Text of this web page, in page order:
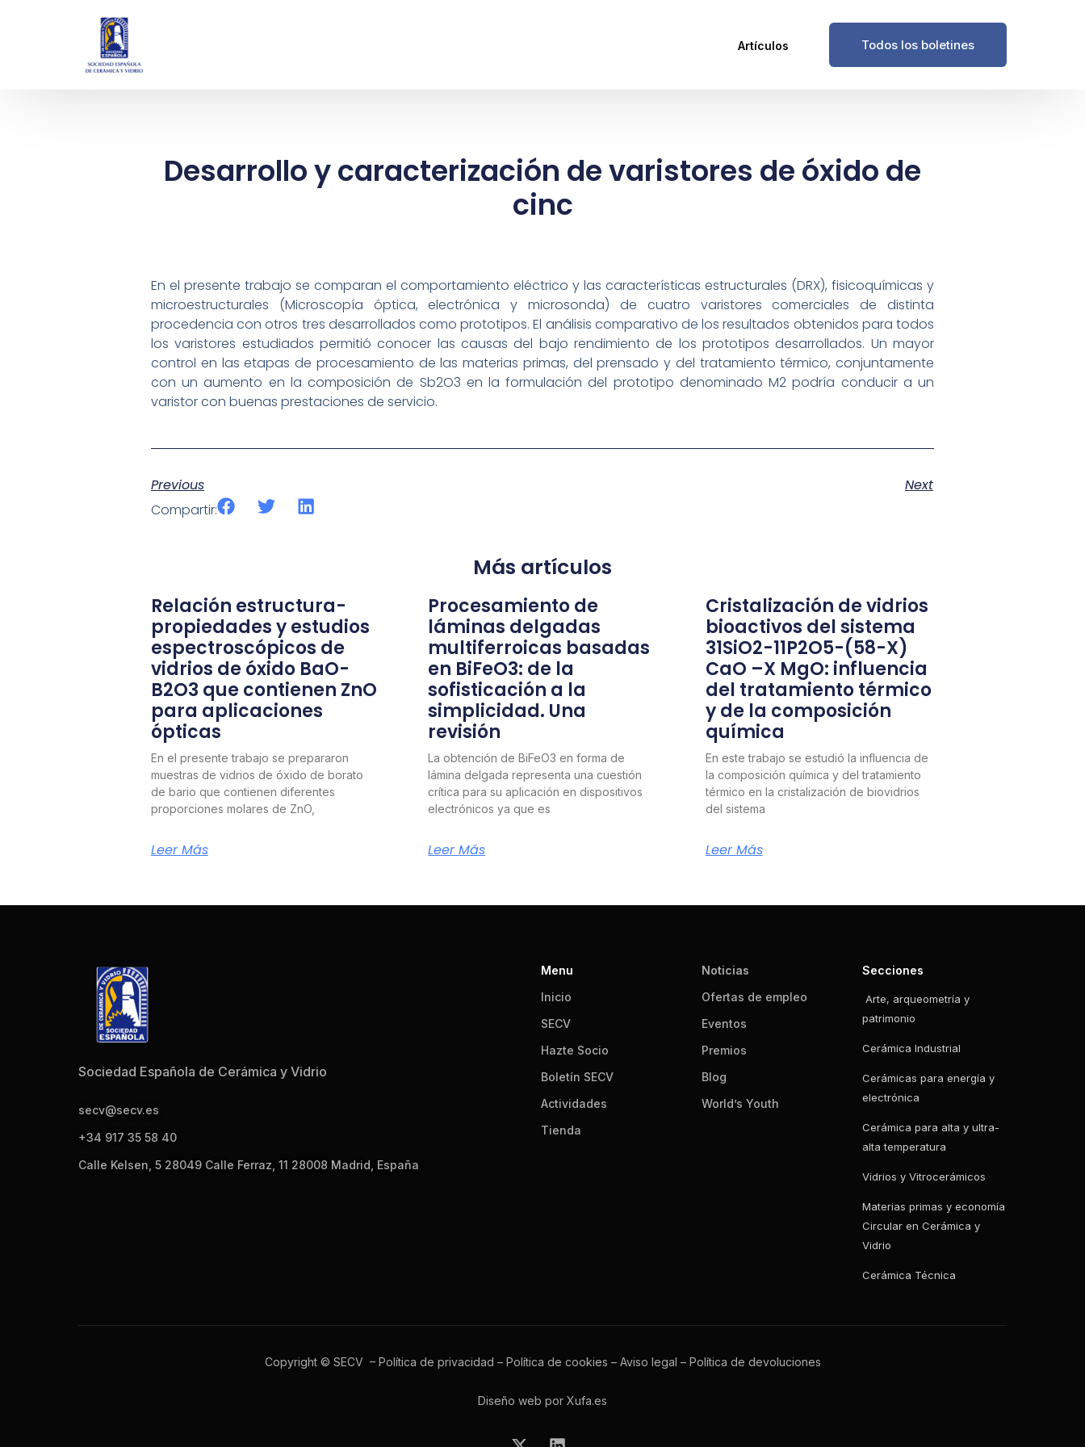
Artículos Todos los boletines
Desarrollo y caracterización de varistores de óxido de
cinc
En el presente trabajo se comparan el comportamiento eléctrico y las características estructurales (DRX), fisicoquímicas y
microestructurales (Microscopía óptica, electrónica y microsonda) de cuatro varistores comerciales de distinta
procedencia con otros tres desarrollados como prototipos. El análisis comparativo de los resultados obtenidos para todos
los varistores estudiados permitió conocer las causas del bajo rendimiento de los prototipos desarrollados. Un mayor
control en las etapas de procesamiento de las materias primas, del prensado y del tratamiento térmico, conjuntamente
con un aumento en la composición de Sb2O3 en la formulación del prototipo denominado M2 podría conducir a un
varistor con buenas prestaciones de servicio.
Previous
Next
Compartir:
Más artículos
Relación estructura-
propiedades y estudios
espectroscópicos de
vidrios de óxido BaO-
B2O3 que contienen ZnO
para aplicaciones
ópticas
En el presente trabajo se prepararon
muestras de vidrios de óxido de borato
de bario que contienen diferentes
proporciones molares de ZnO,
Leer Más
Procesamiento de
láminas delgadas
multiferroicas basadas
en BiFeO3: de la
sofisticación a la
simplicidad. Una
revisión
La obtención de BiFeO3 en forma de
lámina delgada representa una cuestión
crítica para su aplicación en dispositivos
electrónicos ya que es
Leer Más
Cristalización de vidrios
bioactivos del sistema
31SiO2-11P2O5-(58-X)
CaO –X MgO: influencia
del tratamiento térmico
y de la composición
química
En este trabajo se estudió la influencia de
la composición química y del tratamiento
térmico en la cristalización de biovidrios
del sistema
Leer Más
Sociedad Española de Cerámica y Vidrio
secv@secv.es
+34 917 35 58 40
Calle Kelsen, 5 28049 Calle Ferraz, 11 28008 Madrid, España
Menu
Inicio
SECV
Hazte Socio
Boletín SECV
Actividades
Tienda
Noticias
Ofertas de empleo
Eventos
Premios
Blog
World’s Youth
Secciones
Arte, arqueometría y
patrimonio
Cerámica Industrial
Cerámicas para energía y
electrónica
Cerámica para alta y ultra-
alta temperatura
Vidrios y Vitrocerámicos
Materias primas y economía
Circular en Cerámica y
Vidrio
Cerámica Técnica
Copyright © SECV – Política de privacidad – Política de cookies – Aviso legal – Política de devoluciones
Diseño web por Xufa.es